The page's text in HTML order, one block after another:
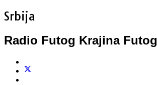
Srbija
Radio Futog Krajina Futog